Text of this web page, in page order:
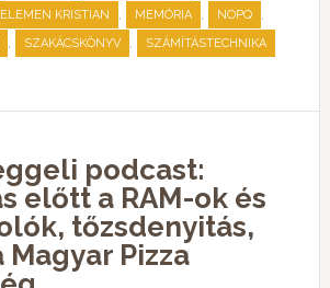
KRISTIAN , MEMÓRIA , NOPQ ,
, SZAKÁCSKÖNYV , SZÁMÍTÁSTECHNIKA
podcast:
előtt a RAM-ok és
tőzsdenyitás,
Magyar Pizza